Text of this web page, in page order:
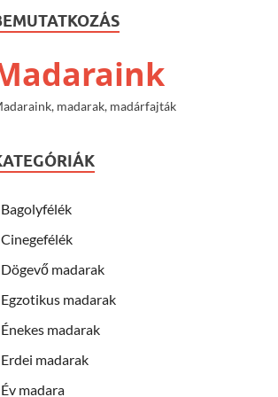
madarak, madárfajták
Bagolyfélék
Cinegefélék
Dögevő madarak
Egzotikus madarak
Énekes madarak
Erdei madarak
Év madara